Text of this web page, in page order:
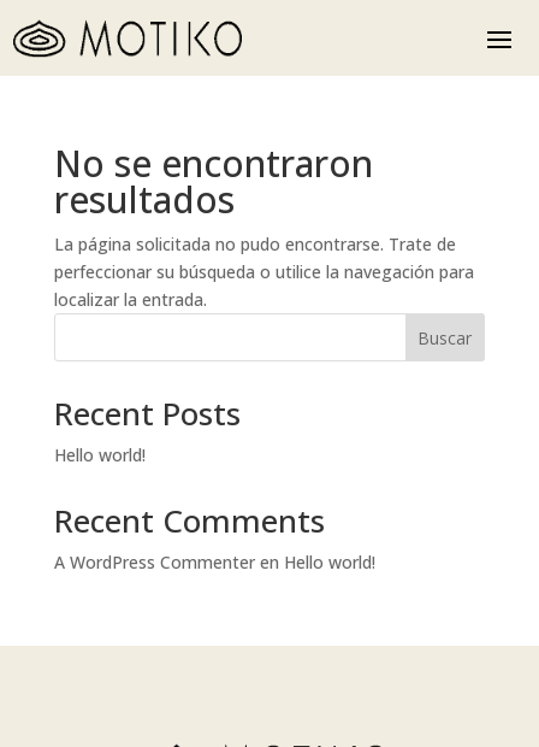
No se encontraron
resultados
La página solicitada no pudo encontrarse. Trate de
perfeccionar su búsqueda o utilice la navegación para
localizar la entrada.
Buscar
Recent Posts
Hello world!
Recent Comments
A WordPress Commenteren Hello world!